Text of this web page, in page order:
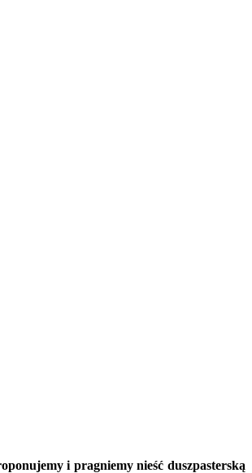
i pragniemy nieść duszpasterską